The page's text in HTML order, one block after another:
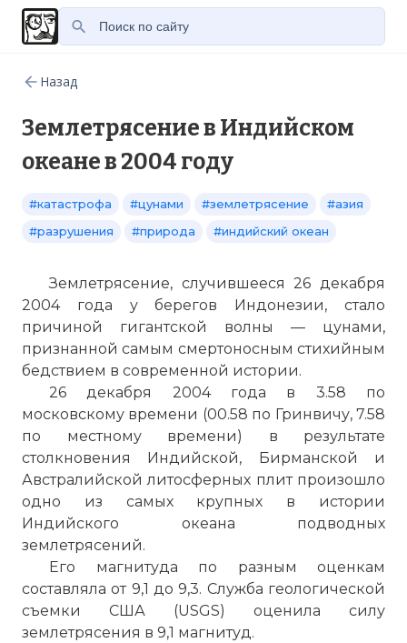
Назад
Землетрясение в Индийском
океане в 2004 году
#катастрофа #цунами #землетрясение
#азия
#разрушения
#природа #индийский океан
Землетрясение, случившееся 26 декабря
2004 года у берегов Индонезии, стало
причиной гигантской волны — цунами,
признанной самым смертоносным стихийным
бедствием в современной истории.
26 декабря 2004 года в 3.58 по
московскому времени (00.58 по Гринвичу, 7.58
по местному времени) в результате
столкновения Индийской, Бирманской и
Австралийской литосферных плит произошло
одно из самых крупных в истории
Индийского океана подводных
землетрясений.
Его магнитуда по разным оценкам
составляла от 9,1 до 9,3. Служба геологической
съемки США (USGS) оценила силу
землетрясения в 9,1 магнитуд.